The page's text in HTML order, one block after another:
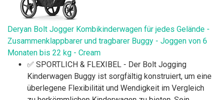
Deryan Bolt Jogger Kombikinderwagen für jedes Gelände -
Zusammenklappbarer und tragbarer Buggy - Joggen von 6
Monaten bis 22 kg - Cream
✅ SPORTLICH & FLEXIBEL - Der Bolt Jogging
Kinderwagen Buggy ist sorgfältig konstruiert, um eine
überlegene Flexibilität und Wendigkeit im Vergleich